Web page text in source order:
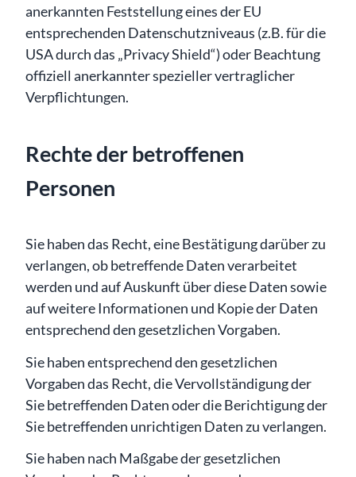
anerkannten Feststellung eines der EU
entsprechenden Datenschutzniveaus (z.B. für die
USA durch das „Privacy Shield“) oder Beachtung
offiziell anerkannter spezieller vertraglicher
Verpflichtungen.
Rechte der betroffenen
Personen
Sie haben das Recht, eine Bestätigung darüber zu
verlangen, ob betreffende Daten verarbeitet
werden und auf Auskunft über diese Daten sowie
auf weitere Informationen und Kopie der Daten
entsprechend den gesetzlichen Vorgaben.
Sie haben entsprechend den gesetzlichen
Vorgaben das Recht, die Vervollständigung der
Sie betreffenden Daten oder die Berichtigung der
Sie betreffenden unrichtigen Daten zu verlangen.
Sie haben nach Maßgabe der gesetzlichen